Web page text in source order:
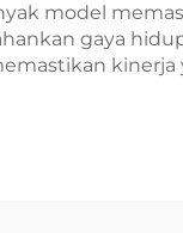
model
gaya